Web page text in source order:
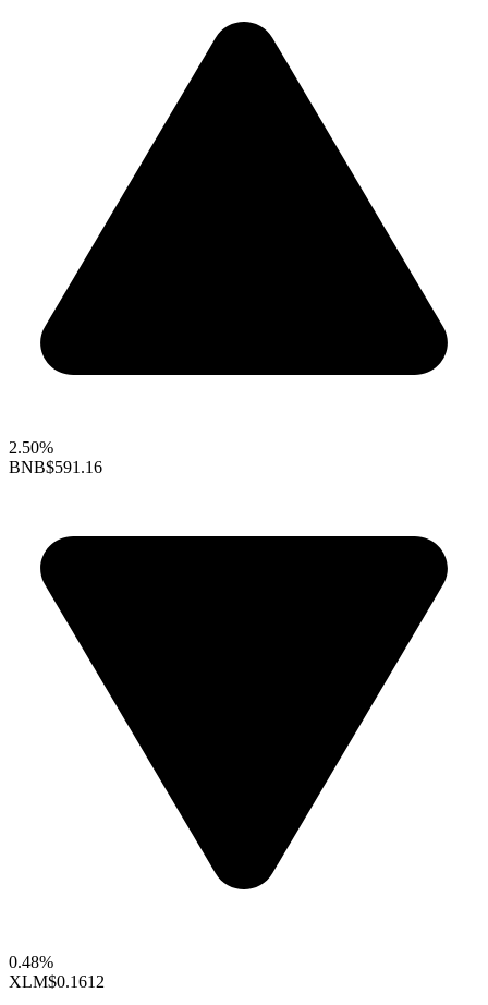
2.50%
BNB$591.16
0.48%
XLM$0.1612